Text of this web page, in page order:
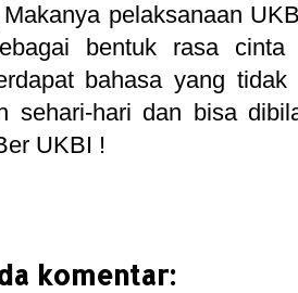
pelaksanaan
bentuk rasa
bahasa yang
sehari-hari dan bisa
UKBI !
komentar: